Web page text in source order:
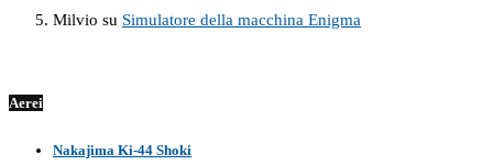
Milvio su Simulatore della macchina Enigma
Aerei
Nakajima Ki-44 Shoki